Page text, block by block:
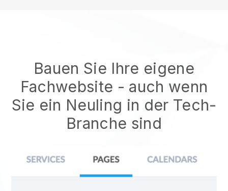
Bauen Sie Ihre eigene
Fachwebsite - auch wenn
Sie ein Neuling in der Tech-
Branche sind